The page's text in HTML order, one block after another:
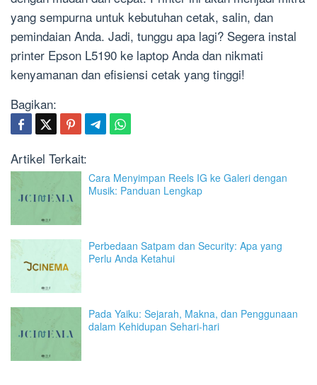
yang sempurna untuk kebutuhan cetak, salin, dan
pemindaian Anda. Jadi, tunggu apa lagi? Segera instal
printer Epson L5190 ke laptop Anda dan nikmati
kenyamanan dan efisiensi cetak yang tinggi!
Bagikan:
Artikel Terkait:
Cara Menyimpan Reels IG ke Galeri dengan
Musik: Panduan Lengkap
Perbedaan Satpam dan Security: Apa yang
Perlu Anda Ketahui
Pada Yaiku: Sejarah, Makna, dan Penggunaan
dalam Kehidupan Sehari-hari